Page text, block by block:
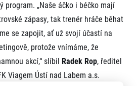
program. „Naše áčko i béčko mají
zápasy, tak trenér hráče běhat
se zapojit, ať už svojí účastí na
protože vnímáme, že
akcí,“ slíbil Radek Rop, ředitel
Viagem Ústí nad Labem a.s.